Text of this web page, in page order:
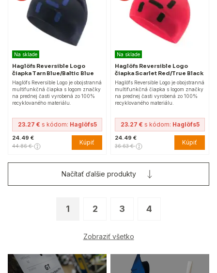
Na sklade
Haglöfs Reversible Logo
čiapka Tarn Blue/Baltic Blue
Haglöfs Reversible Logo je obojstranná
multifunkčná čiapka s logom značky
na prednej časti vyrobená zo 100%
recyklovaného materiálu.
23.27 € s kódom: Haglöfs5
24.49 €
44.86 € Kúpiť
Na sklade
Haglöfs Reversible Logo
čiapka Scarlet Red/True Black
Haglöfs Reversible Logo je obojstranná
multifunkčná čiapka s logom značky
na prednej časti vyrobená zo 100%
recyklovaného materiálu.
23.27 € s kódom: Haglöfs5
24.49 €
36.63 € Kúpiť
1 2 3 4
Zobraziť všetko
Načítať ďalšie produkty